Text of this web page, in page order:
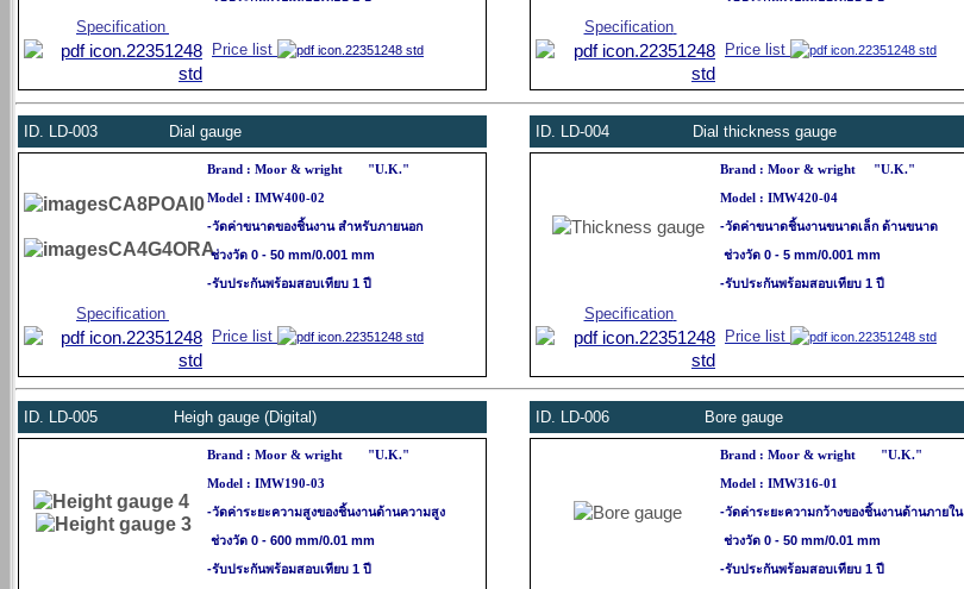
Specification
Price list
Specification
Price list
ID. LD-003 Dial gauge ID. LD-004 Dial thickness gauge
Brand : Moor & wright "U.K."
Model : IMW400-02
-วัดค่าขนาดของชิ้นงาน สำหรับภายนอก
ช่วงวัด 0 - 50 mm/0.001 mm
-รับประกันพร้อมสอบเทียบ 1 ปี
Specification
Price list
Brand : Moor & wright "U.K."
Model : IMW420-04
-วัดค่าขนาดชิ้นงานขนาดเล็ก ด้านขนาด
ช่วงวัด 0 - 5 mm/0.001 mm
-รับประกันพร้อมสอบเทียบ 1 ปี
Specification
Price list
ID. LD-005 Heigh gauge (Digital) ID. LD-006 Bore gauge
Brand : Moor & wright "U.K."
Model : IMW190-03
-วัดค่าระยะความสูงของชิ้นงานด้านความสูง
ช่วงวัด 0 - 600 mm/0.01 mm
-รับประกันพร้อมสอบเทียบ 1 ปี
Brand : Moor & wright "U.K."
Model : IMW316-01
-วัดค่าระยะความกว้างของชิ้นงานด้านภายใน
ช่วงวัด 0 - 50 mm/0.01 mm
-รับประกันพร้อมสอบเทียบ 1 ปี